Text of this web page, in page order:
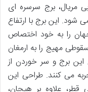
مریال، برج سرسره ای
شود. این برج با ارتفاع
جهان را به خود اختصاص
مهیج را به ارمغان
این برج و سر خوردن از
می کنند. طراحی این